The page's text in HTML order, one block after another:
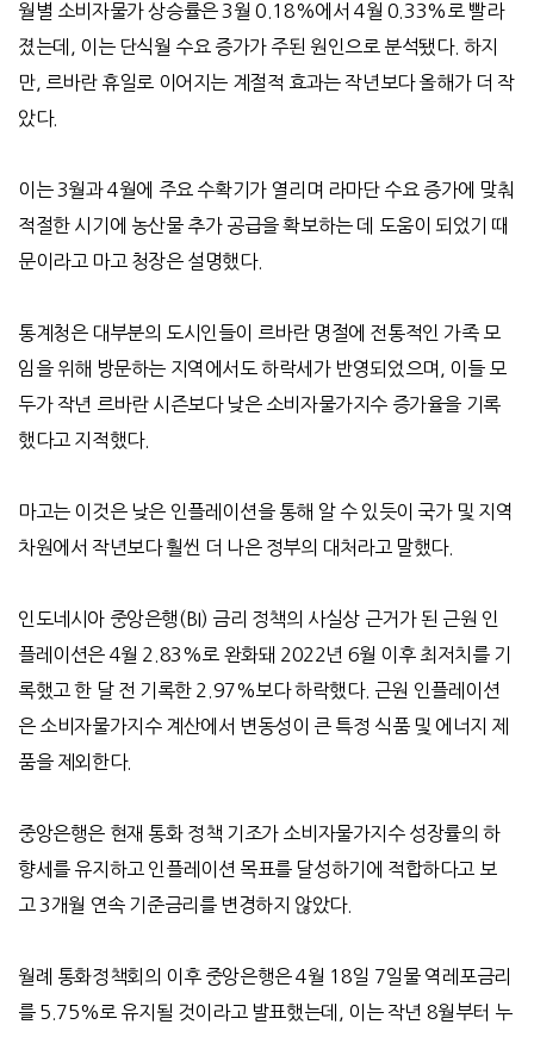
월별 소비자물가 상승률은3월 0.18%에서 4월 0.33% 로 빨라
졌는데
이는 단식월 수요 증가가 주된 원인으로 분석됐다. 하지
만,
르바란 휴일로 이어지는 계절적 효과는 작년보다 올해가 더 작
았다.
이는3월과4월에 주요 수확기가 열리며 라마단 수요 증가에 맞춰
적절한 시기에 농산물 추가 공급을 확보하는 데 도움이 되었기 때
문이라고 마고 청장은 설명했다.
통계청은 대부분의 도시인들이 르바란 명절에 전통적인 가족 모
임을 위해 방문하는 지역에서도 하락세가 반영되었으며
이들 모
두가 작년 르바란 시즌보다 낮은 소비자물가지수 증가율을 기록
했다고 지적했다.
마고는 이것은 낮은 인플레이션을 통해 알 수 있듯이 국가 및 지역
차원에서 작년보다 훨씬 더 나은 정부의 대처라고 말했다.
인도네시아 중앙은행(BI) 금리 정책의 사실상 근거가 된 근원 인
플레이션은 4월 2.83%로 완화돼 2022년 6월 이후 최저치를 기
록했고 한 달 전 기록한2.97% 보다 하락했다. 근원 인플레이션
은 소비자물가지수 계산에서 변동성이 큰 특정 식품 및 에너지 제
품을 제외한다.
중앙은행은 현재 통화 정책 기조가 소비자물가지수 성장률의 하
향세를 유지하고 인플레이션 목표를 달성하기에 적합하다고 보
고 3개월 연속 기준금리를 변경하지 않았다.
월례 통화정책회의 이후 중앙은행은4월 18일 7일물 역레포금리
를5.75%로 유지될 것이라고 발표했는데 이는 작년 8월부터 누